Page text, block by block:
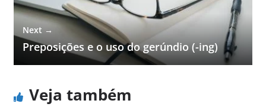
Next →
Preposições e o uso do gerúndio (-ing)
Veja também